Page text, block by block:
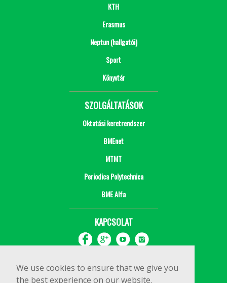
We use cookies to ensure that we give you
the best experience on our website.
KTH
Erasmus
Neptun (hallgatói)
Sport
Könyvtár
SZOLGÁLTATÁSOK
Oktatási keretrendszer
BMEnet
MTMT
Periodica Polytechnica
BME Alfa
KAPCSOLAT